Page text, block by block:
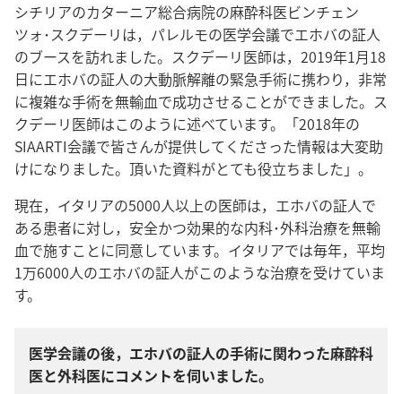
シチリアのカターニア総合病院の麻酔科医ビンチェン
ツォ･スクデーリは，パレルモの医学会議でエホバの証人
のブースを訪れました。スクデーリ医師は，2019年1月18
日にエホバの証人の大動脈解離の緊急手術に携わり，非常
に複雑な手術を無輸血で成功させることができました。ス
クデーリ医師はこのように述べています。「2018年の
SIAARTI会議で皆さんが提供してくださった情報は大変助
けになりました。頂いた資料がとても役立ちました」。
現在，イタリアの5000人以上の医師は，エホバの証人で
ある患者に対し，安全かつ効果的な内科･外科治療を無輸
血で施すことに同意しています。イタリアでは毎年，平均
1万6000人のエホバの証人がこのような治療を受けていま
す。
医学会議の後，エホバの証人の手術に関わった麻酔科
医と外科医にコメントを伺いました。